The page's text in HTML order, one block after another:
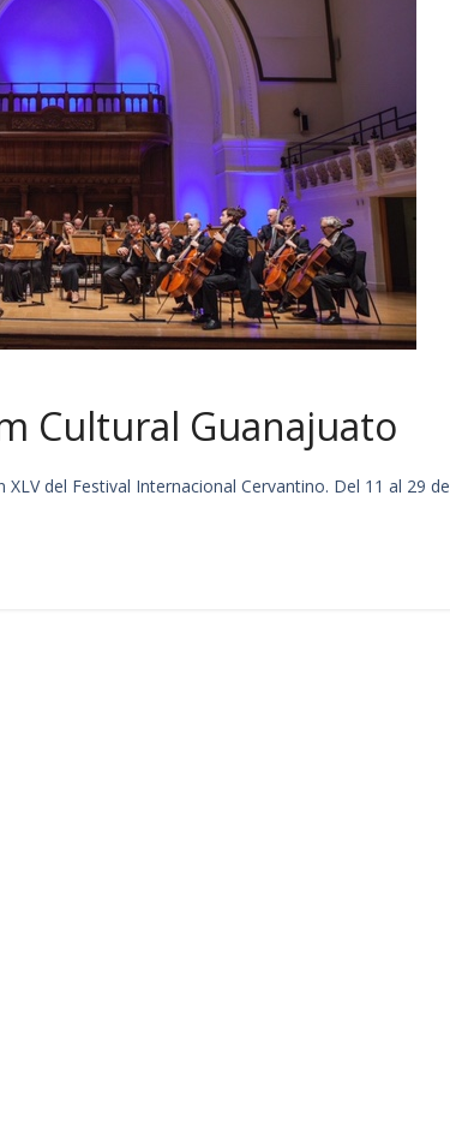
Cultural Guanajuato
del Festival Internacional Cervantino. Del 11 al 29 de